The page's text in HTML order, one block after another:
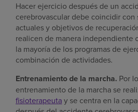
Hacer ejercicio después de un
cerebrovascular debe coincidir con
actuales y objetivos de
realicen de manera independiente
la mayoría de los programas de
combinación de actividades.
Entrenamiento de la marcha. Por
entrenamiento de la marcha se
fisioterapeutay se centra en la